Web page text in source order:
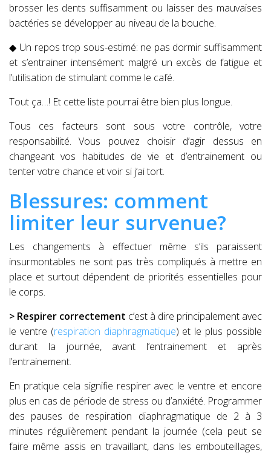
brosser les dents suffisamment ou laisser des mauvaises
bactéries se développer au niveau de la bouche.
◆ Un repos trop sous-estimé: ne pas dormir suffisamment
et s’entrainer intensément malgré un excès de fatigue et
l’utilisation de stimulant comme le café.
Tout ça…! Et cette liste pourrai être bien plus longue.
Tous ces facteurs sont sous votre contrôle, votre
responsabilité. Vous pouvez choisir d’agir dessus en
changeant vos habitudes de vie et d’entrainement ou
tenter votre chance et voir si j’ai tort.
Blessures: comment
limiter leur survenue?
Les changements à effectuer même s’ils paraissent
insurmontables ne sont pas très compliqués à mettre en
place et surtout dépendent de priorités essentielles pour
le corps.
> Respirer correctement c’est à dire principalement avec
le ventre (respiration diaphragmatique) et le plus possible
durant la journée, avant l’entrainement et après
l’entrainement.
En pratique cela signifie respirer avec le ventre et encore
plus en cas de période de stress ou d’anxiété. Programmer
des pauses de respiration diaphragmatique de 2 à 3
minutes régulièrement pendant la journée (cela peut se
faire même assis en travaillant, dans les embouteillages,